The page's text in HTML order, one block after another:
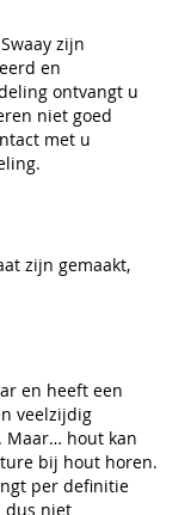
zijn
en
ontvangt u
niet goed
met u
zijn gemaakt,
en heeft een
veelzijdig
Maar… hout kan
bij hout horen.
per definitie
dus niet